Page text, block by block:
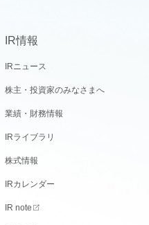
IR情報
IRニュース
株主・投資家のみなさまへ
業績・財務情報
IRライブラリ
株式情報
IRカレンダー
IR note